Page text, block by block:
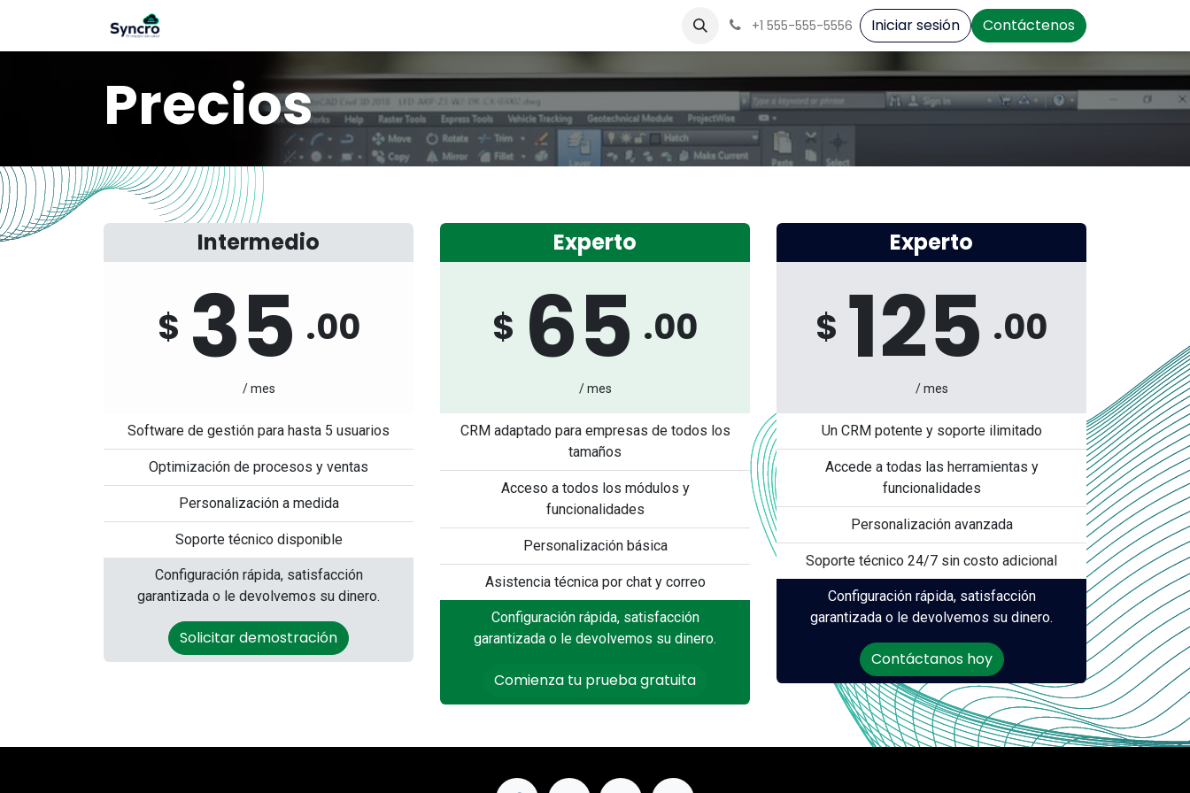
+1 555-555-5556 Iniciar sesión Contáctenos
Precios
Intermedio
$ 35 .00
/ mes
Software de gestión para hasta 5 usuarios
Optimización de procesos y ventas
Personalización a medida
Soporte técnico disponible
Configuración rápida, satisfacción
garantizada o le devolvemos su dinero.
Solicitar demostración
Experto
$ 65 .00
/ mes
CRM adaptado para empresas de todos los
tamaños
Acceso a todos los módulos y
funcionalidades
Personalización básica
Asistencia técnica por chat y correo
Configuración rápida, satisfacción
garantizada o le devolvemos su dinero.
Comienza tu prueba gratuita
Experto
$ 125 .00
/ mes
Un CRM potente y soporte ilimitado
Accede a todas las herramientas y
funcionalidades
Personalización avanzada
Soporte técnico 24/7 sin costo adicional
Configuración rápida, satisfacción
garantizada o le devolvemos su dinero.
Contáctanos hoy